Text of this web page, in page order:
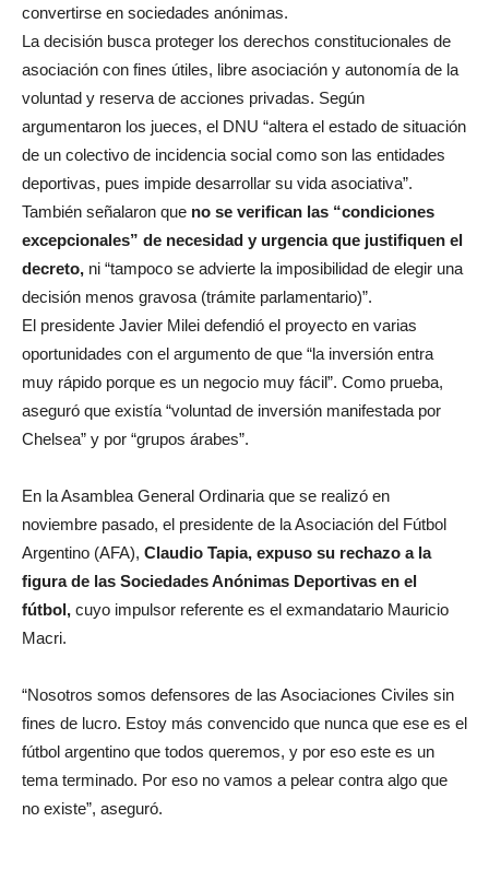
convertirse en sociedades anónimas.
La decisión busca proteger los derechos constitucionales de
asociación con fines útiles, libre asociación y autonomía de la
voluntad y reserva de acciones privadas. Según
argumentaron los jueces, el DNU “altera el estado de situación
de un colectivo de incidencia social como son las entidades
deportivas, pues impide desarrollar su vida asociativa”.
También señalaron que no se verifican las “condiciones
excepcionales” de necesidad y urgencia que justifiquen el
decreto, ni “tampoco se advierte la imposibilidad de elegir una
decisión menos gravosa (trámite parlamentario)”.
El presidente Javier Milei defendió el proyecto en varias
oportunidades con el argumento de que “la inversión entra
muy rápido porque es un negocio muy fácil”. Como prueba,
aseguró que existía “voluntad de inversión manifestada por
Chelsea” y por “grupos árabes”.
En la Asamblea General Ordinaria que se realizó en
noviembre pasado, el presidente de la Asociación del Fútbol
Argentino (AFA), Claudio Tapia, expuso su rechazo a la
figura de las Sociedades Anónimas Deportivas en el
fútbol, cuyo impulsor referente es el exmandatario Mauricio
Macri.
“Nosotros somos defensores de las Asociaciones Civiles sin
fines de lucro. Estoy más convencido que nunca que ese es el
fútbol argentino que todos queremos, y por eso este es un
tema terminado. Por eso no vamos a pelear contra algo que
no existe”, aseguró.